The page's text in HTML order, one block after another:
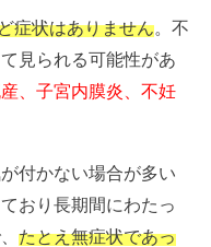
症状はありません。不
見られる可能性があ
、子宮内膜炎、不妊
付かない場合が多い
おり長期間にわたっ
たとえ無症状であっ